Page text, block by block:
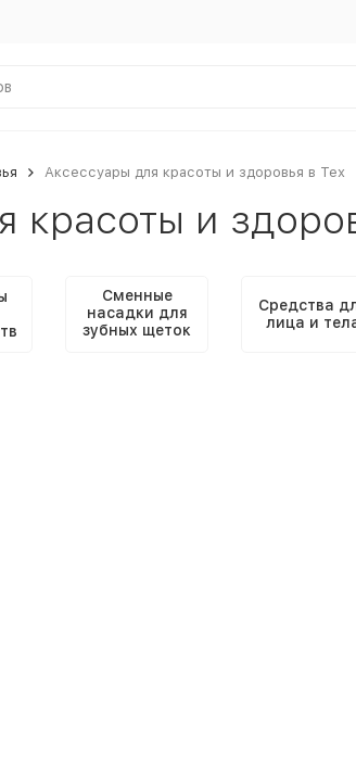
Аксессуары для красоты и здоровья в Тех
красоты и
Сменные
насадки для
зубных щеток
Средства
лица и